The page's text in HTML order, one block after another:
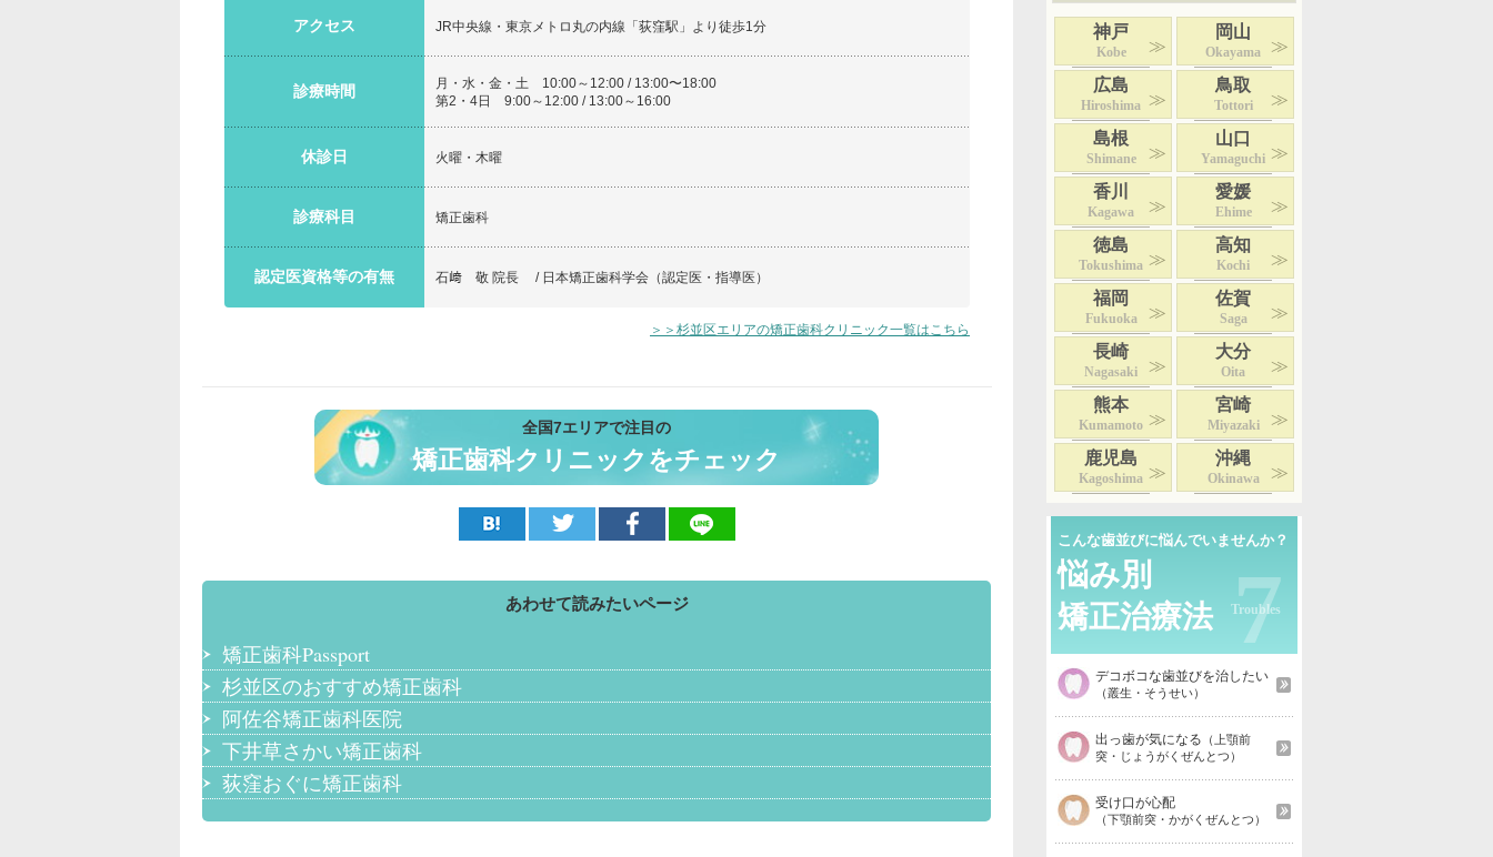
アクセス JR中央線・東京メトロ丸の内線「荻窪駅」より徒歩1分
診療時間
月・水・金・土 10:00～12:00 / 13:00〜18:00
第2・4日 9:00～12:00 / 13:00～16:00
休診日 火曜・木曜
診療科目 矯正歯科
認定医資格等の有無 石﨑 敬 院長 / 日本矯正歯科学会（認定医・指導医）
＞＞杉並区エリアの矯正歯科クリニック一覧はこちら
全国7エリアで注目の
矯正歯科クリニックをチェック
あわせて読みたいページ
矯正歯科Passport
杉並区のおすすめ矯正歯科
阿佐谷矯正歯科医院
下井草さかい矯正歯科
荻窪おぐに矯正歯科
神戸
Kobe
岡山
Okayama
広島
Hiroshima
鳥取
Tottori
島根
Shimane
山口
Yamaguchi
香川
Kagawa
愛媛
Ehime
徳島
Tokushima
高知
Kochi
福岡
Fukuoka
佐賀
Saga
長崎
Nagasaki
大分
Oita
熊本
Kumamoto
宮崎
Miyazaki
鹿児島
Kagoshima
沖縄
Okinawa
こんな歯並びに悩んでいませんか？
悩み別
矯正治療法 7
デコボコな歯並びを治したい
（叢生・そうせい）
出っ歯が気になる （上顎前
突・じょうがくぜんとつ）
受け口が心配
（下顎前突・かがくぜんとつ）